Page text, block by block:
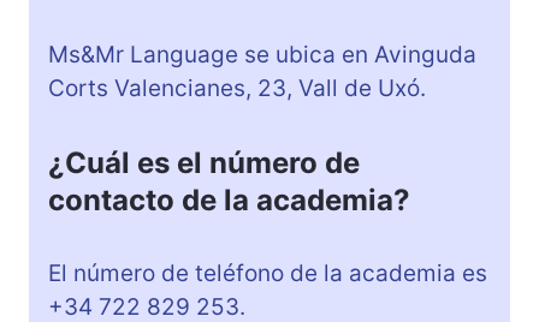
Ms&Mr Language se ubica en Avinguda
Corts Valencianes, 23, Vall de Uxó.
¿Cuál es el número de
contacto de la academia?
El número de teléfono de la academia es
+34 722 829 253.